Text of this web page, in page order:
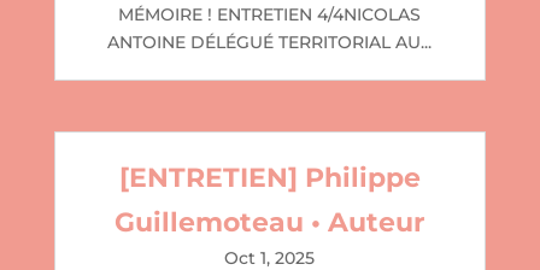
MÉMOIRE ! ENTRETIEN 4/4NICOLAS
ANTOINE DÉLÉGUÉ TERRITORIAL AU...
[ENTRETIEN] Philippe
Guillemoteau • Auteur
Oct 1, 2025